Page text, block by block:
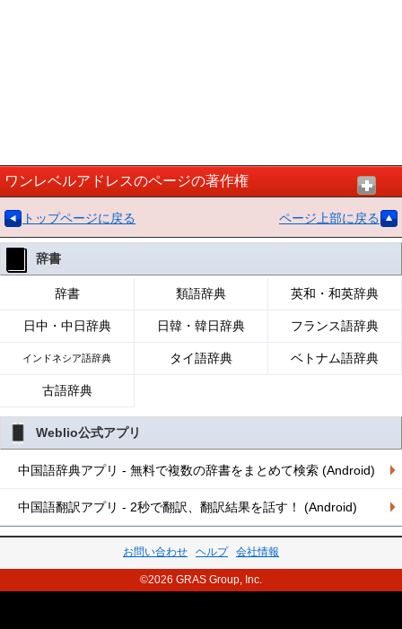
ワンレベルアドレスのページの著作権
トップページに戻る ページ上部に戻る
辞書
辞書 類語辞典 英和・和英辞典
日中・中日辞典 日韓・韓日辞典 フランス語辞典
インドネシア語辞典 タイ語辞典 ベトナム語辞典
古語辞典
Weblio公式アプリ
中国語辞典アプリ - 無料で複数の辞書をまとめて検索 (Android)
中国語翻訳アプリ - 2秒で翻訳、翻訳結果を話す！ (Android)
お問い合わせ ヘルプ 会社情報
©2026 GRAS Group, Inc.